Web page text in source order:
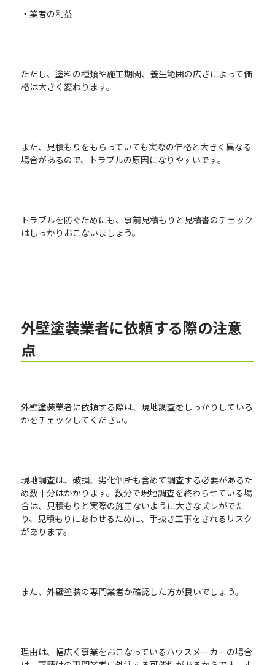
・業者の利益
ただし、塗料の種類や施工期間、養生範囲の広さによって価
格は大きく変わります。
また、見積もりをもらっていても実際の価格と大きく異なる
場合があるので、トラブルの原因になりやすいです。
トラブルを防ぐためにも、事前見積もりと見積書のチェック
はしっかりおこないましょう。
外壁塗装業者に依頼する際の注意
点
外壁塗装業者に依頼する際は、現地調査をしっかりしている
かをチェックしてください。
現地調査は、破損、劣化個所も含めて調査する必要があるた
め数十分はかかります。数分で現地調査を終わらせている場
合は、見積もりと実際の施工ないように大きなズレがでた
り、見積もりにあわせるために、手抜き工事をされるリスク
があります。
また、外壁塗装の専門業者か確認した方が良いでしょう。
理由は、幅広く事業をおこなっているハウスメーカーの場合